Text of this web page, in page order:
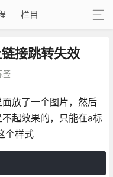
栏目
接跳转失效
签
放了一个图片，然后
起效果的，只能在a标
个样式